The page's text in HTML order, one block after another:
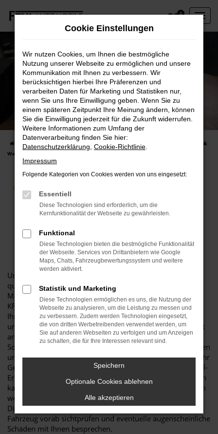
Zum
springen
0
Reparatur & Wartung
Wir reparieren alle Fabrikate!
Startseite Werkstatt und Service Werkstattleistungen
Reparatur &
Wartung
REPARATUR & WARTUNG
Unsere Werkstatt bietet moderne Ausrüstung und
qualifiziertes Personal. Bei uns arbeiten erfahrene KFZ-
Mechatroniker, Service-Techniker, Hochvolt-Techniker und
KFZ-Meister. Ob Reparatur oder Kundendienst - Nicht nur
Ihr Opel ist bei uns in den besten Händen, wir reparieren
und warten alle Fabrikate und garantieren höchste Qualität
an Service und Ersatzteilen. Dank modernster Technik und
Software können wir eventuelle Fehler elektronisch auslesen
und dann gezielt reparieren. Das spart Zeit und vor allem Ihr
Geld. Da wir auch immer einen großen Bestand an Original-
Ersatzteilen vorrätig haben, entstehen Ihnen hier i.d.R. auch
kaum Verzögerungen – Ein Griff in unser Regal und es kann
weiter gehen! Gerne bieten wir Ihnen hier auch die
Direktannahme an, bei der wir mit Ihnen zusammen Ihr
Fahrzeug vorab sichtprüfen und eventuelle augenscheinliche
Schäden mit Ihnen besprechen.
Cookie Einstellungen
Wir nutzen Cookies, um Ihnen die bestmögliche
Nutzung unserer Webseite zu ermöglichen und unsere
Kommunikation mit Ihnen zu verbessern. Wir
berücksichtigen hierbei Ihre Präferenzen und
verarbeiten Daten für Marketing und Statistiken nur,
wenn Sie uns Ihre Einwilligung geben. Wenn Sie zu
einem späteren Zeitpunkt Ihre Meinung ändern, können
Sie die Einwilligung jederzeit für die Zukunft widerrufen.
Weitere Informationen zum Umfang der
Datenverarbeitung finden Sie hier:
Datenschutzerklärung Cookie-Richtlinie
Impressum
Folgende Kategorien von Cookies werden von uns eingesetzt:
Essentiell
Diese Technologien sind erforderlich, um die
Kernfunktionalität der Webseite zu gewährleisten.
Funktional
Diese Technologien bieten die bestmögliche Funktionalität
der Webseite. Services von Drittanbietern wie Google
Maps, Chats, Fahrzeugbewertungssystem und weitere
werden aktiviert.
Statistik und Marketing
Diese Technologien ermöglichen es uns, die Nutzung der
Webseite zu analysieren, um die Leistung zu messen und
zu verbessern. Zudem werden Technologien eingesetzt,
die von dritten Werbetreibenden verwendet werden, um
Sie auf anderen Webseiten zu verfolgen und um Anzeigen
zu schalten, die für Ihre Interessen relevant sind.
Speichern
Optionale Cookies ablehnen
Alle akzeptieren